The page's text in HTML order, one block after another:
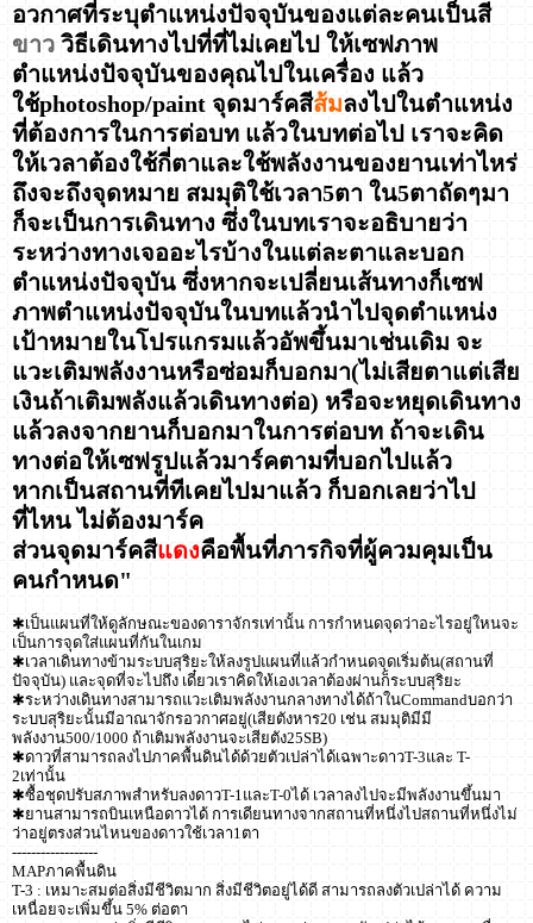
อวกาศที่ระบุตำแหน่งปัจจุบันของแต่ละคนเป็นสี
ขาว วิธีเดินทางไปที่ที่ไม่เคยไป ให้เซฟภาพ
ตำแหน่งปัจจุบันของคุณไปในเครื่อง แล้ว
ใช้photoshop/paint จุดมาร์คสีส้มลงไปในตำแหน่ง
ที่ต้องการในการต่อบท แล้วในบทต่อไป เราจะคิด
ให้เวลาต้องใช้กี่ตาและใช้พลังงานของยานเท่าไหร่
ถึงจะถึงจุดหมาย สมมุติใช้เวลา5ตา ใน5ตาถัดๆมา
ก็จะเป็นการเดินทาง ซึ่งในบทเราจะอธิบายว่า
ระหว่างทางเจออะไรบ้างในแต่ละตาและบอก
ตำแหน่งปัจจุบัน ซึ่งหากจะเปลี่ยนเส้นทางก็เซฟ
ภาพตำแหน่งปัจจุบันในบทแล้วนำไปจุดตำแหน่ง
เป้าหมายในโปรแกรมแล้วอัพขึ้นมาเช่นเดิม จะ
แวะเติมพลังงานหรือซ่อมก็บอกมา(ไม่เสียตาแต่เสีย
เงินถ้าเติมพลังแล้วเดินทางต่อ) หรือจะหยุดเดินทาง
แล้วลงจากยานก็บอกมาในการต่อบท ถ้าจะเดิน
ทางต่อให้เซฟรูปแล้วมาร์คตามที่บอกไปแล้ว
หากเป็นสถานที่ทีเคยไปมาแล้ว ก็บอกเลยว่าไป
ที่ไหน ไม่ต้องมาร์ค
ส่วนจุดมาร์คสีแดงคือพื้นที่ภารกิจที่ผู้ควมคุมเป็น
คนกำหนด"
✱เป็นแผนที่ให้ดูลักษณะของดาราจักรเท่านั้น การกำหนดจุดว่าอะไรอยู่ใหนจะ
เป็นการจุดใส่แผนที่กันในเกม
✱เวลาเดินทางข้ามระบบสุริยะให้ลงรูปแผนที่แล้วกำหนดจุดเริ่มต้น(สถานที่
ปัจจุบัน) และจุดที่จะไปถึง เดี๋ยวเราคิดให้เองเวลาต้องผ่านก็ระบบสุริยะ
✱ระหว่างเดินทางสามารถแวะเติมพลังงานกลางทางได้ถ้าในCommandบอกว่า
ระบบสุริยะนั้นมีอาณาจักรอวกาศอยู่(เสียตังหาร20 เช่น สมมุติมีมี
พลังงาน500/1000 ถ้าเติมพลังงานจะเสียตัง25SB)
✱ดาวที่สามารถลงไปภาคพื้นดินได้ด้วยตัวเปล่าได้เฉพาะดาวT-3และ T-
2เท่านั้น
✱ซื้อชุดปรับสภาพสำหรับลงดาวT-1และT-0ได้ เวลาลงไปจะมีพลังงานขึ้นมา
✱ยานสามารถบินเหนือดาวได้ การเดียนทางจากสถานที่หนึ่งไปสถานที่หนึ่งไม่
ว่าอยู่ตรงส่วนไหนของดาวใช้เวลา1ตา
------------------
MAPภาคพื้นดิน
T-3 : เหมาะสมต่อสิ่งมีชีวิตมาก สิ่งมีชีวิตอยู่ได้ดี สามารถลงตัวเปล่าได้ ความ
เหนื่อยจะเพิ่มขึ้น 5% ต่อตา